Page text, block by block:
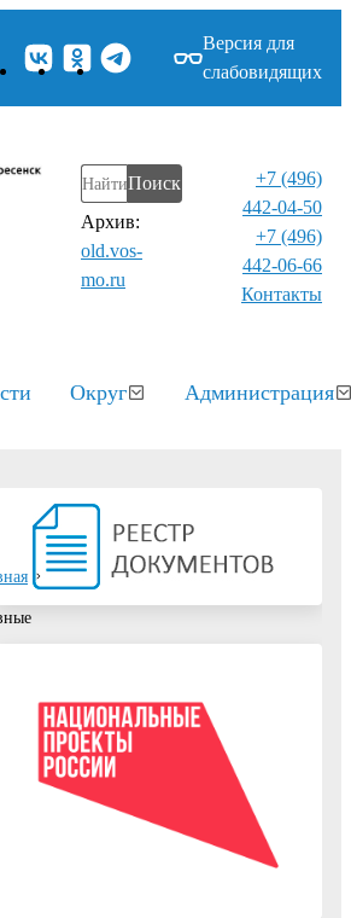
Версия для
слабовидящих
Поиск
Архив:
old.vos-
mo.ru
+7 (496)
442-04-50
+7 (496)
442-06-66
Контакты⁠
Округ Администрация